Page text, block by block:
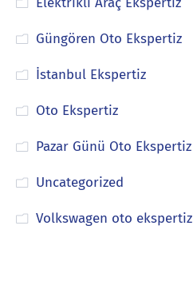
Güngören Oto Ekspertiz
İstanbul Ekspertiz
Oto Ekspertiz
Pazar Günü Oto Ekspertiz
Uncategorized
Volkswagen oto ekspertiz